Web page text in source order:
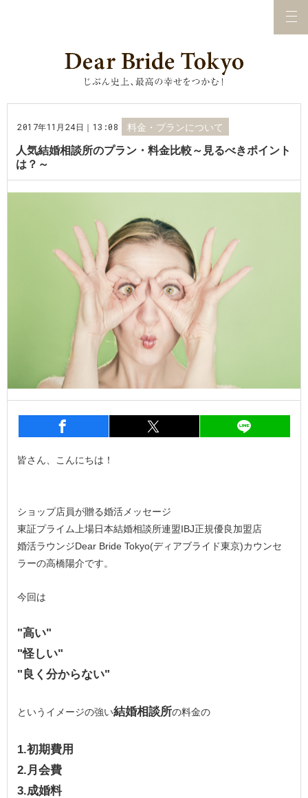
2017年11月24日｜13:08 料金・プランについて
人気結婚相談所のプラン・料金比較～見るべきポイント
は？～
シェア シェア
皆さん、こんにちは！
ショップ店員が贈る婚活メッセージ
東証プライム上場日本結婚相談所連盟IBJ正規優良加盟店
婚活ラウンジDear Bride Tokyo(ディアブライド東京)カウンセ
ラーの高橋陽介です。
今回は
"高い"
"怪しい"
"良く分からない"
というイメージの強い結婚相談所の料金の
1.初期費用
2.月会費
3.成婚料